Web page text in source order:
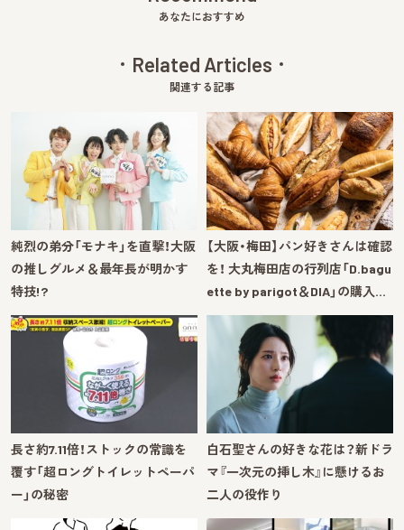
あなたにおすすめ
Related Articles
関連する記事
純烈の弟分「モナキ」を直撃！大阪
の推しグルメ＆最年長が明かす
特技!?
【大阪・梅田】パン好きさんは確認
を！ 大丸梅田店の行列店「D.bagu
ette by parigot＆DIA」の購入…
長さ約7.11倍！ストックの常識を
覆す「超ロングトイレットペーパ
ー」の秘密
白石聖さんの好きな花は？新ドラ
マ『一次元の挿し木』に懸けるお
二人の役作り